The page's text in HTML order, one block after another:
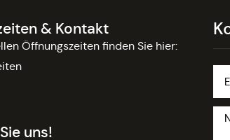
& Kontakt
Öffnungszeiten finden Sie hier:
uns!